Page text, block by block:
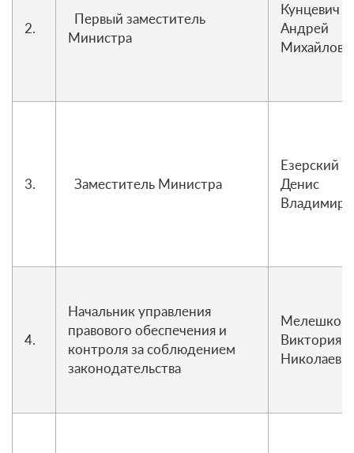
2.
Первый заместитель
Министра
Кунцевич
Андрей
3. Заместитель Министра
Езерский
Денис
4.
Начальник управления
правового обеспечения и
контроля за соблюдением
законодательства
Мелешко
Виктория